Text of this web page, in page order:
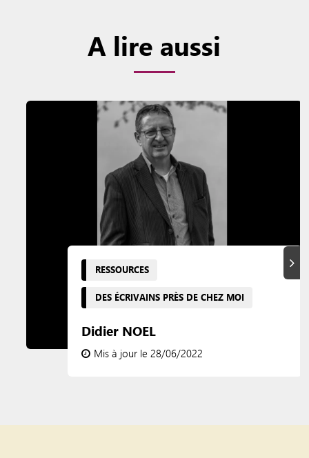
A lire aussi
RESSOURCES
DES ÉCRIVAINS PRÈS DE CHEZ MOI
Didier NOEL
Mis à jour le 28/06/2022